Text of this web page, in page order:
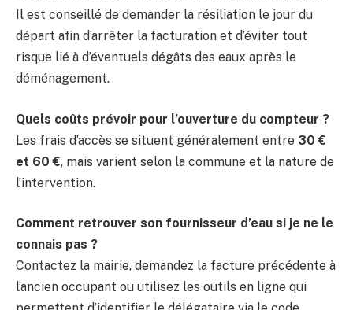
Il est conseillé de demander la résiliation le jour du
départ afin d’arrêter la facturation et d’éviter tout
risque lié à d’éventuels dégâts des eaux après le
déménagement.
Quels coûts prévoir pour l’ouverture du compteur ?
Les frais d’accès se situent généralement entre 30 €
et 60 €, mais varient selon la commune et la nature de
l’intervention.
Comment retrouver son fournisseur d’eau si je ne le
connais pas ?
Contactez la mairie, demandez la facture précédente à
l’ancien occupant ou utilisez les outils en ligne qui